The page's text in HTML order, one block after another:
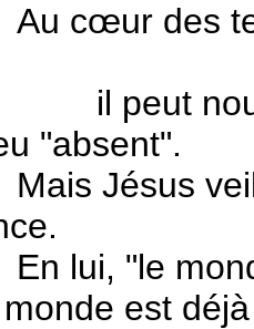
des
nous
"absent".
veille à
monde
est